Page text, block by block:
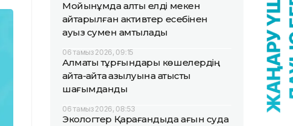
Мойынқұмда алты елді мекен
қайтарылған активтер есебінен
ауыз сумен қамтылады
06 тамыз 2026, 09:15
Алматы тұрғындары көшелердің
қайта-қайта қазылуына қатысты
шағымданды
06 тамыз 2026, 08:53
Экологтер Қарағандыда ағын суда